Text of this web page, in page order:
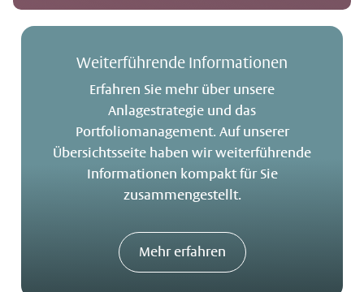
Weiterführende Informationen
Erfahren Sie mehr über unsere
Anlagestrategie und das
Portfoliomanagement. Auf unserer
Übersichtsseite haben wir weiterführende
Informationen kompakt für Sie
zusammengestellt.
Mehr erfahren